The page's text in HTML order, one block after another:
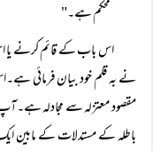
محکم ہے۔"
اس باب کے قائم کرنے یا
نے بہ قلم خود بیان فرمائی
مقصود معتزلہ سے مجادلہ
باطلہ کے مستدلات کے مابین